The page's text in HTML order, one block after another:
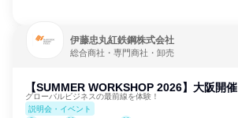
伊藤忠丸紅鉄鋼株式会社
総合商社・専門商社・卸売
【SUMMER WORKSHOP 2026】大阪開催
グローバルビジネスの最前線を体験！
説明会・イベント